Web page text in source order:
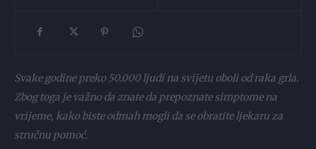
Svake godine preko 50.000 ljudi na svijetu oboli od raka grla.
Zbog toga je važno da znate da prepoznate simptome na
vrijeme, kako biste odmah mogli da se obratite ljekaru za
stručnu pomoć.